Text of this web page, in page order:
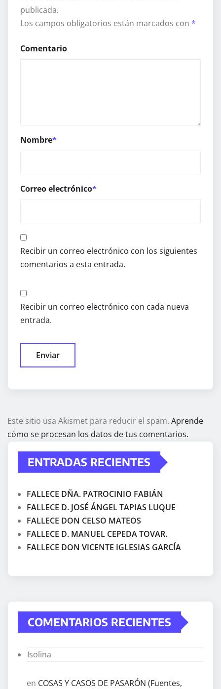
publicada.
Los campos obligatorios están marcados con *
Comentario
Nombre*
Correo electrónico*
Recibir un correo electrónico con los siguientes
comentarios a esta entrada.
Recibir un correo electrónico con cada nueva
entrada.
Este sitio usa Akismet para reducir el spam. Aprende
cómo se procesan los datos de tus comentarios.
ENTRADAS RECIENTES
FALLECE DÑA. PATROCINIO FABIÁN
FALLECE D. JOSÉ ÁNGEL TAPIAS LUQUE
FALLECE DON CELSO MATEOS
FALLECE D. MANUEL CEPEDA TOVAR.
FALLECE DON VICENTE IGLESIAS GARCÍA
COMENTARIOS RECIENTES
Isolina
en COSAS Y CASOS DE PASARÓN (Fuentes,